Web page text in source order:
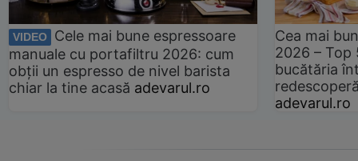
VIDEO
Cele mai bune espressoare
manuale cu portafiltru 2026: cum
obții un espresso de nivel barista
chiar la tine acasă adevarul.ro
Cea mai
2026 –
bucătăria
adevarul.ro